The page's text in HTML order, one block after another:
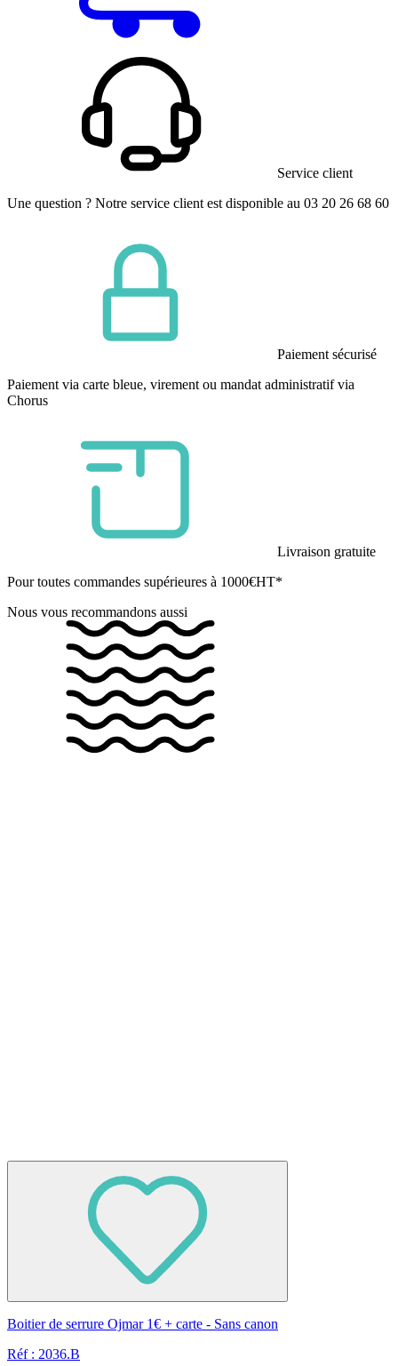
Service client
Une question ? Notre service client est disponible au 03 20 26 68 60
Paiement sécurisé
Paiement via carte bleue, virement ou mandat administratif via
Chorus
Livraison gratuite
Pour toutes commandes supérieures à 1000€HT*
Nous vous recommandons aussi
Boitier de serrure Ojmar 1€ + carte - Sans canon
Réf : 2036.B